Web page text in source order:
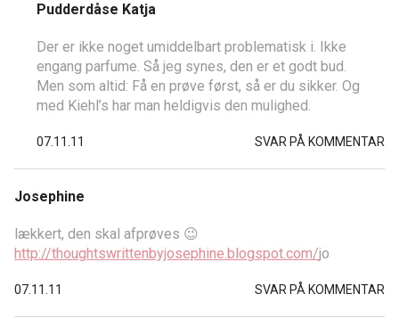
Pudderdåse Katja
Der er ikke noget umiddelbart problematisk i. Ikke
engang parfume. Så jeg synes, den er et godt bud.
Men som altid: Få en prøve først, så er du sikker. Og
med Kiehl’s har man heldigvis den mulighed.
07.11.11 SVAR PÅ KOMMENTAR
Josephine
lækkert, den skal afprøves 😉
http://thoughtswrittenbyjosephine.blogspot.com/jo
07.11.11 SVAR PÅ KOMMENTAR